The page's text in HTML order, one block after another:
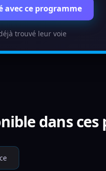
ce programme
trouvé leur voie
dans ces